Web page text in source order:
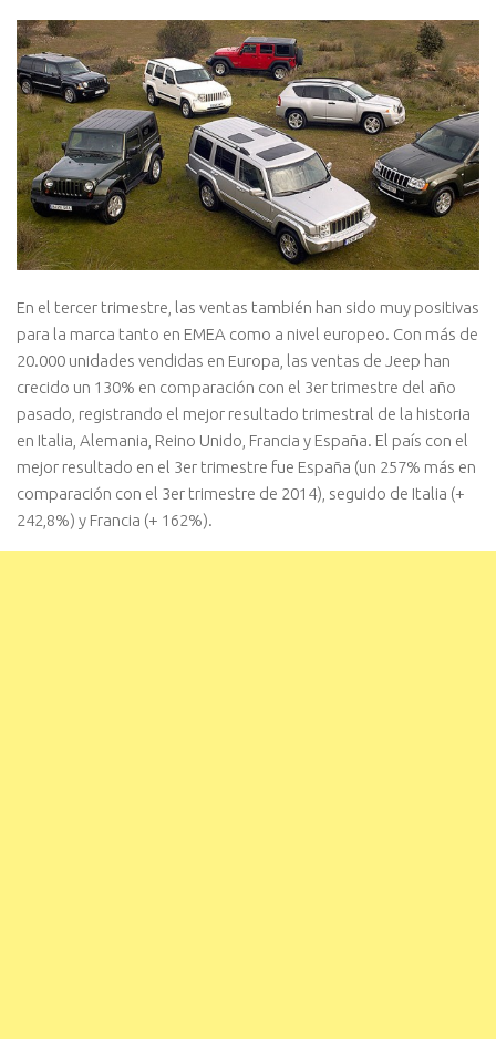
En el tercer trimestre, las ventas también han sido muy positivas
para la marca tanto en EMEA como a nivel europeo. Con más de
20.000 unidades vendidas en Europa, las ventas de Jeep han
crecido un 130% en comparación con el 3er trimestre del año
pasado, registrando el mejor resultado trimestral de la historia
en Italia, Alemania, Reino Unido, Francia y España. El país con el
mejor resultado en el 3er trimestre fue España (un 257% más en
comparación con el 3er trimestre de 2014), seguido de Italia (+
242,8%) y Francia (+ 162%).